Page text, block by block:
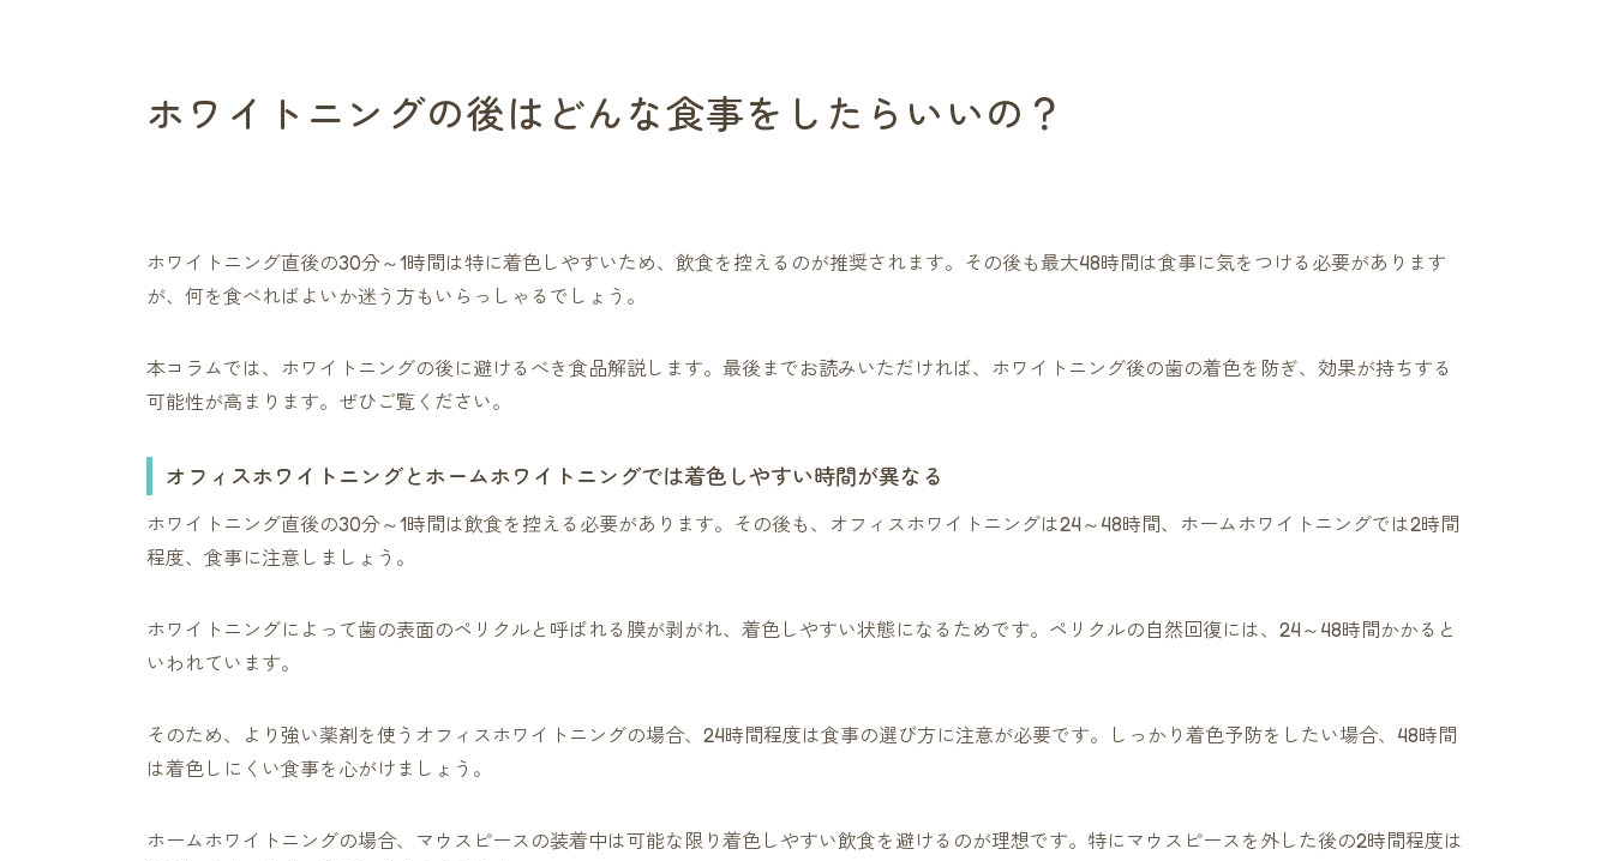
ホワイトニングの後はどんな食事をしたらいいの？
ホワイトニング直後の30分～1時間は特に着色しやすいため、飲食を控えるのが推奨されます。その後も最大48時間は食事に気をつける必要があります
が、何を食べればよいか迷う方もいらっしゃるでしょう。
本コラムでは、ホワイトニングの後に避けるべき食品解説します。最後までお読みいただければ、ホワイトニング後の歯の着色を防ぎ、効果が持ちする
可能性が高まります。ぜひご覧ください。
オフィスホワイトニングとホームホワイトニングでは着色しやすい時間が異なる
ホワイトニング直後の30分～1時間は飲食を控える必要があります。その後も、オフィスホワイトニングは24～48時間、ホームホワイトニングでは2時間
程度、食事に注意しましょう。
ホワイトニングによって歯の表面のペリクルと呼ばれる膜が剥がれ、着色しやすい状態になるためです。ペリクルの自然回復には、24～48時間かかると
いわれています。
そのため、より強い薬剤を使うオフィスホワイトニングの場合、24時間程度は食事の選び方に注意が必要です。しっかり着色予防をしたい場合、48時間
は着色しにくい食事を心がけましょう。
ホームホワイトニングの場合、マウスピースの装着中は可能な限り着色しやすい飲食を避けるのが理想です。特にマウスピースを外した後の2時間程度は